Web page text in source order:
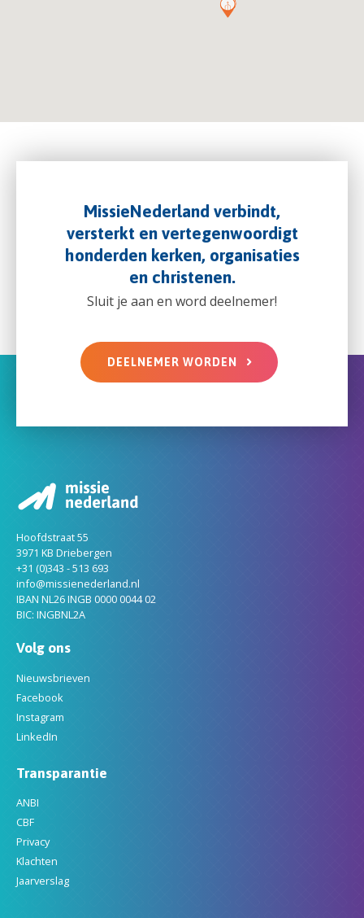
MissieNederland verbindt,
versterkt en vertegenwoordigt
honderden kerken, organisaties
en christenen.
Sluit je aan en word deelnemer!
DEELNEMER WORDEN
Hoofdstraat 55
3971 KB Driebergen
+31 (0)343 - 513 693
info@missienederland.nl
IBAN NL26 INGB 0000 0044 02
BIC: INGBNL2A
Volg ons
Nieuwsbrieven
Facebook
Instagram
LinkedIn
Transparantie
ANBI
CBF
Privacy
Klachten
Jaarverslag